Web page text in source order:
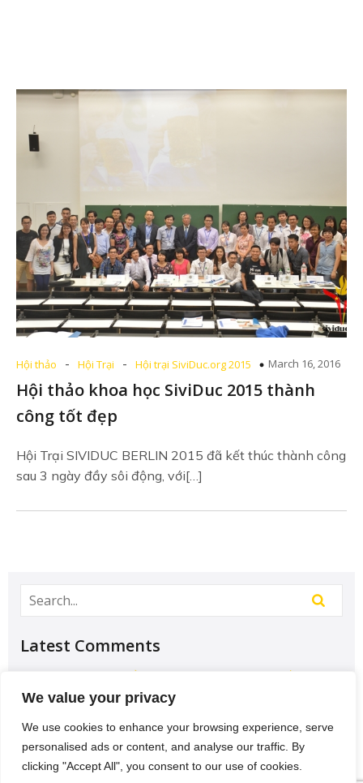
We value your privacy
We use cookies to enhance your browsing experience, serve
personalised ads or content, and analyse our traffic. By
clicking "Accept All", you consent to our use of cookies.
Hội thảo - Hội Trại - Hội trại SiviDuc.org 2015 March 16, 2016
Hội thảo khoa học SiviDuc 2015 thành
công tốt đẹp
Hội Trại SIVIDUC BERLIN 2015 đã kết thúc thành công
sau 3 ngày đầy sôi động, với[…]
Latest Comments
Học Đại học để có tương lai hơn? – Chưa chắc –
Sividuc.orgonChọn ngành học: sinh viên IT và
12/08/2016
[…] lại thì lại thiếu các kĩ năng của một người